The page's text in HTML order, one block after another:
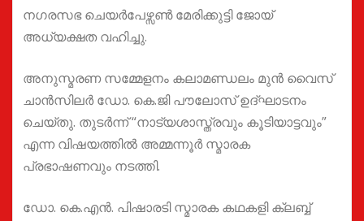
നഗരസഭ ചെയർപേഴ്സൺ മേരിക്കുട്ടി ജോയ്
അധ്യക്ഷത വഹിച്ചു.
അനുസ്മരണ സമ്മേളനം കലാമണ്ഡലം മുൻ വൈസ്
ചാൻസിലർ ഡോ. കെ.ജി പൗലോസ് ഉദ്ഘാടനം
ചെയ്തു. തുടർന്ന് “നാട്യശാസ്ത്രവും കൂടിയാട്ടവും”
എന്ന വിഷയത്തിൽ അമ്മന്നൂർ സ്മാരക
പ്രഭാഷണവും നടത്തി.
ഡോ. കെ.എൻ. പിഷാരടി സ്മാരക കഥകളി ക്ലബ്ബ്